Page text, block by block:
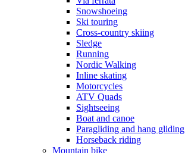
Snowshoeing
Ski touring
Cross-country skiing
Sledge
Running
Nordic Walking
Inline skating
Motorcycles
ATV Quads
Sightseeing
Boat and canoe
Paragliding and hang gliding
Horseback riding
Mountain bike